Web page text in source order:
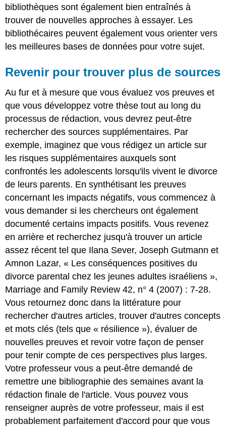
bibliothèques sont également bien entraînés à
trouver de nouvelles approches à essayer. Les
bibliothécaires peuvent également vous orienter vers
les meilleures bases de données pour votre sujet.
Revenir pour trouver plus de sources
Au fur et à mesure que vous évaluez vos preuves et
que vous développez votre thèse tout au long du
processus de rédaction, vous devrez peut-être
rechercher des sources supplémentaires. Par
exemple, imaginez que vous rédigez un article sur
les risques supplémentaires auxquels sont
confrontés les adolescents lorsqu'ils vivent le divorce
de leurs parents. En synthétisant les preuves
concernant les impacts négatifs, vous commencez à
vous demander si les chercheurs ont également
documenté certains impacts positifs. Vous revenez
en arrière et recherchez jusqu'à trouver un article
assez récent tel que Ilana Sever, Joseph Gutmann et
Amnon Lazar, « Les conséquences positives du
divorce parental chez les jeunes adultes israéliens »,
Marriage and Family Review 42, n° 4 (2007) : 7-28.
Vous retournez donc dans la littérature pour
rechercher d'autres articles, trouver d'autres concepts
et mots clés (tels que « résilience »), évaluer de
nouvelles preuves et revoir votre façon de penser
pour tenir compte de ces perspectives plus larges.
Votre professeur vous a peut-être demandé de
remettre une bibliographie des semaines avant la
rédaction finale de l'article. Vous pouvez vous
renseigner auprès de votre professeur, mais il est
probablement parfaitement d'accord pour que vous